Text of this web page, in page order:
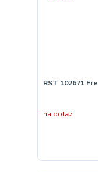
RST 102671
na dotaz